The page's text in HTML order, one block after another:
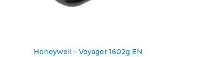
Honeywell – Voyager 1602g EN